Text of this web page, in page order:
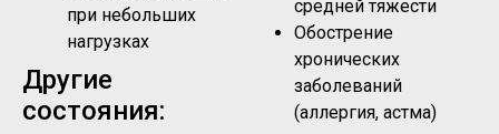
при небольших
нагрузках
Другие
состояния:
средней тяжести
Обострение
хронических
заболеваний
(аллергия, астма)